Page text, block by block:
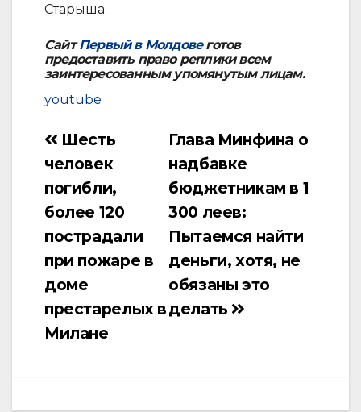
Старыша.
СайтПервый в Молдовеготов
предоставить право реплики всем
заинтересованным упомянутым лицам.
youtube
Навигация
по
записям
Глава Минфина о
надбавке
бюджетникам в 1
300 леев:
Пытаемся найти
деньги, хотя, не
обязаны это
делать
Шесть
человек
погибли,
более 120
пострадали
при пожаре в
доме
престарелых в
Милане